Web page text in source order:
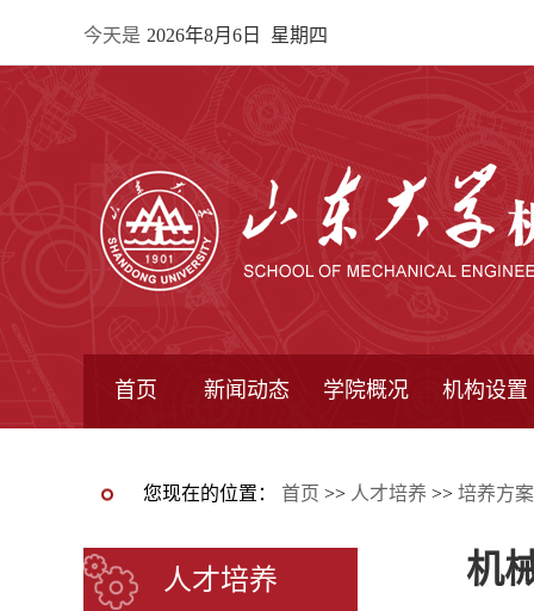
今天是 2026年8月6日 星期四
首页 新闻动态 学院概况 机构设置
您现在的位置： 首页 >> 人才培养 >> 培养方案
人才培养 机